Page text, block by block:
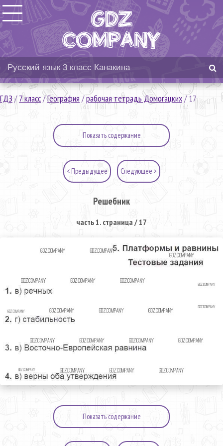
ГДЗ/7 класс/География /рабочая тетрадь Домогацких/17
Показать содержание
< Предыдущее Следующее >
Решебник
часть 1. страница / 17
Показать содержание